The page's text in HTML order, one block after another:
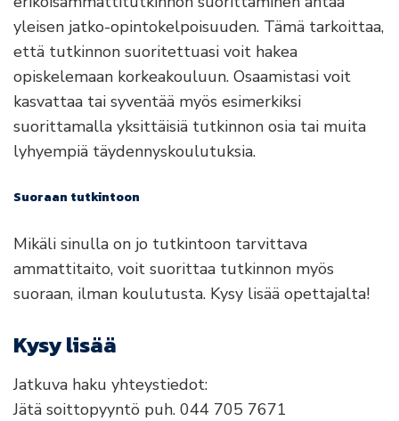
yleisen jatko-opintokelpoisuuden. Tämä tarkoittaa,
että tutkinnon suoritettuasi voit hakea
opiskelemaan korkeakouluun. Osaamistasi voit
kasvattaa tai syventää myös esimerkiksi
suorittamalla yksittäisiä tutkinnon osia tai muita
lyhyempiä täydennyskoulutuksia.
Suoraan tutkintoon
Mikäli sinulla on jo tutkintoon tarvittava
ammattitaito, voit suorittaa tutkinnon myös
suoraan, ilman koulutusta. Kysy lisää opettajalta!
Kysy lisää
Jatkuva haku yhteystiedot:
Jätä soittopyyntö puh. 044 705 7671